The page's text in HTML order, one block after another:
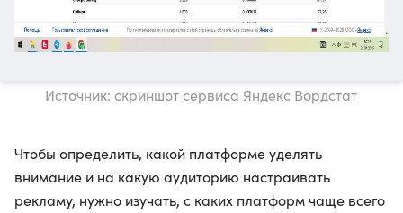
Источник: скриншот сервиса Яндекс Вордстат
Чтобы определить, какой платформе уделять
внимание и на какую аудиторию настраивать
рекламу, нужно изучать, с каких платформ чаще всего